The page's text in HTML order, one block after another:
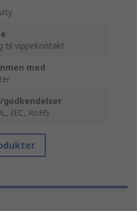
til vippekontakt
med
godkendelser
IEC, RoHS